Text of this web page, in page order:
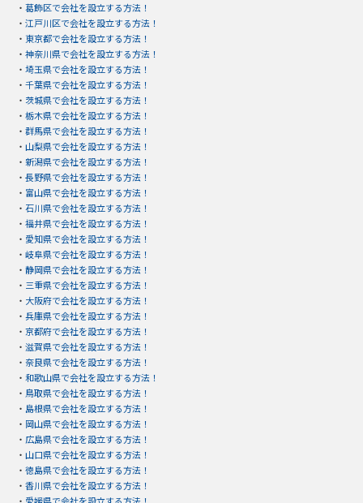
・ 葛飾区で会社を設立する方法！
・ 江戸川区で会社を設立する方法！
・ 東京都で会社を設立する方法！
・ 神奈川県で会社を設立する方法！
・ 埼玉県で会社を設立する方法！
・ 千葉県で会社を設立する方法！
・ 茨城県で会社を設立する方法！
・ 栃木県で会社を設立する方法！
・ 群馬県で会社を設立する方法！
・ 山梨県で会社を設立する方法！
・ 新潟県で会社を設立する方法！
・ 長野県で会社を設立する方法！
・ 富山県で会社を設立する方法！
・ 石川県で会社を設立する方法！
・ 福井県で会社を設立する方法！
・ 愛知県で会社を設立する方法！
・ 岐阜県で会社を設立する方法！
・ 静岡県で会社を設立する方法！
・ 三重県で会社を設立する方法！
・ 大阪府で会社を設立する方法！
・ 兵庫県で会社を設立する方法！
・ 京都府で会社を設立する方法！
・ 滋賀県で会社を設立する方法！
・ 奈良県で会社を設立する方法！
・ 和歌山県で会社を設立する方法！
・ 鳥取県で会社を設立する方法！
・ 島根県で会社を設立する方法！
・ 岡山県で会社を設立する方法！
・ 広島県で会社を設立する方法！
・ 山口県で会社を設立する方法！
・ 徳島県で会社を設立する方法！
・ 香川県で会社を設立する方法！